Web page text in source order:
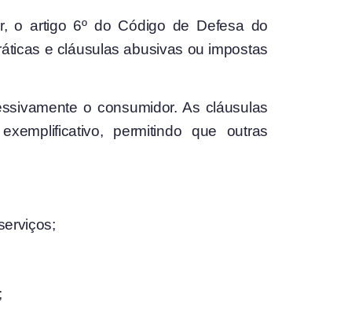
o artigo 6º do Código de Defesa do
e cláusulas abusivas ou impostas
o consumidor. As cláusulas
permitindo que outras